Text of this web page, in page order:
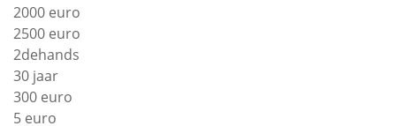
2000 euro
2500 euro
2dehands
30 jaar
300 euro
5 euro